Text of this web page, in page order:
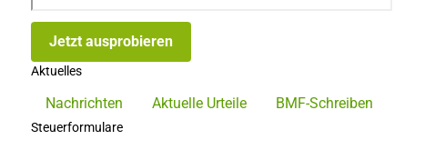
Jetzt ausprobieren
Aktuelles
Nachrichten Aktuelle Urteile BMF-Schreiben
Steuerformulare